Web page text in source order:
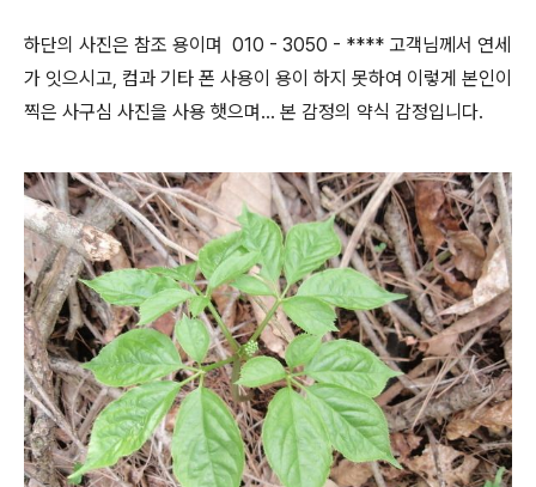
하단의 사진은 참조 용이며 010 - 3050 - **** 고객님께서 연세
가 잇으시고, 컴과 기타 폰 사용이 용이 하지 못하여 이렇게 본인이
찍은 사구심 사진을 사용 햇으며... 본 감정의 약식 감정입니다.